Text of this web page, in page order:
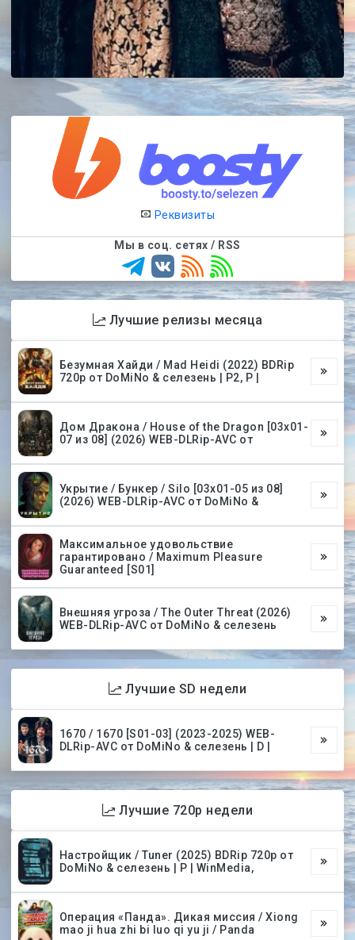
Реквизиты
Мы в соц. сетях / RSS
Лучшие релизы месяца
Безумная Хайди / Mad Heidi (2022) BDRip
720p от DoMiNo & селезень | P2, P |
Дом Дракона / House of the Dragon [03х01-
07 из 08] (2026) WEB-DLRip-AVC от
Укрытие / Бункер / Silo [03х01-05 из 08]
(2026) WEB-DLRip-AVC от DoMiNo &
Максимальное удовольствие
гарантировано / Maximum Pleasure
Guaranteed [S01]
Внешняя угроза / The Outer Threat (2026)
WEB-DLRip-AVC от DoMiNo & селезень
Лучшие SD недели
1670 / 1670 [S01-03] (2023-2025) WEB-
DLRip-AVC от DoMiNo & селезень | D |
Лучшие 720p недели
Настройщик / Tuner (2025) BDRip 720p от
DoMiNo & селезень | P | WinMedia,
Операция «Панда». Дикая миссия / Xiong
mao ji hua zhi bi luo qi yu ji / Panda